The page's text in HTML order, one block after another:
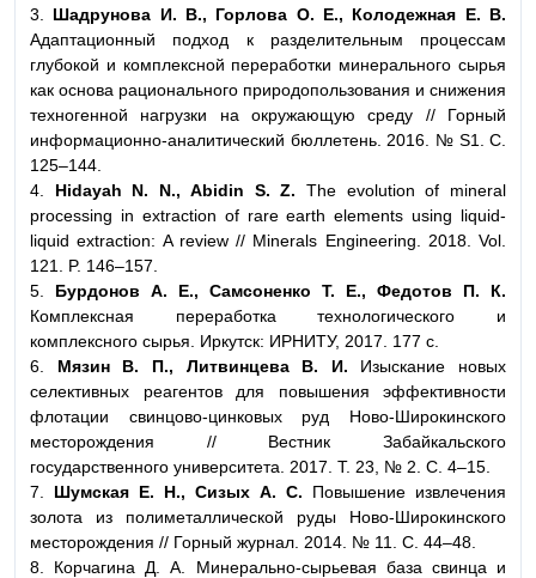
3. Шадрунова И. В., Горлова О. Е., Колодежная Е. В.
Адаптационный подход к разделительным процессам
глубокой и комплексной переработки минерального сырья
как основа рационального природопользования и снижения
техногенной нагрузки на окружающую среду // Горный
информационно-аналитический бюллетень. 2016. № S1. С.
125–144.
4. Hidayah N. N., Abidin S. Z. The evolution of mineral
processing in extraction of rare earth elements using liquid-
liquid extraction: A review // Minerals Engineering. 2018. Vol.
121. P. 146–157.
5. Бурдонов А. Е., Самсоненко Т. Е., Федотов П. К.
Комплексная переработка технологического и
комплексного сырья. Иркутск: ИРНИТУ, 2017. 177 с.
6. Мязин В. П., Литвинцева В. И. Изыскание новых
селективных реагентов для повышения эффективности
флотации свинцово-цинковых руд Ново-Широкинского
месторождения // Вестник Забайкальского
государственного университета. 2017. Т. 23, № 2. С. 4–15.
7. Шумская Е. Н., Сизых А. С. Повышение извлечения
золота из полиметаллической руды Ново-Широкинского
месторождения // Горный журнал. 2014. № 11. С. 44–48.
8. Корчагина Д. А. Минерально-сырьевая база свинца и